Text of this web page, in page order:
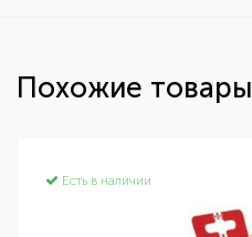
Похожие товары
Есть в наличии